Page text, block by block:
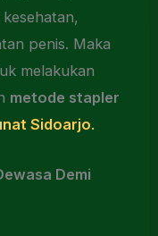
penis. Maka
melakukan
metode stapler
Sidoarjo.
Demi